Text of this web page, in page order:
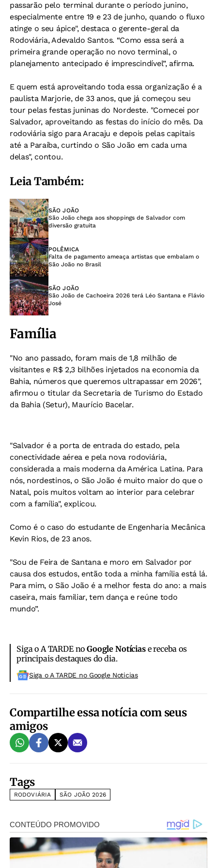
passarão pelo terminal durante o período junino,
especialmente entre 19 e 23 de junho, quando o fluxo
atinge o seu ápice", destaca o gerente-geral da
Rodoviária, Adevaldo Santos. “Como essa será a
primeira grande operação no novo terminal, o
planejamento antecipado é imprescindível”, afirma.
E quem está aproveitando toda essa organização é a
paulista Marjorie, de 33 anos, que já começou seu
tour pelas festas juninas do Nordeste. "Comecei por
Salvador, aproveitando as festas do início do mês. Da
rodoviária sigo para Aracaju e depois pelas capitais
até a Paraíba, curtindo o São João em cada uma
delas", contou.
Leia Também:
SÃO JOÃO
São João chega aos shoppings de Salvador com
diversão gratuita
POLÊMICA
Falta de pagamento ameaça artistas que embalam o
São João no Brasil
SÃO JOÃO
São João de Cachoeira 2026 terá Léo Santana e Flávio
José
Família
"No ano passado, foram mais de 1,8 milhão de
visitantes e R$ 2,3 bilhões injetados na economia da
Bahia, números que queremos ultrapassar em 2026",
afirmou o titular da Secretaria de Turismo do Estado
da Bahia (Setur), Maurício Bacelar.
"Salvador é a porta de entrada do estado, pela
conectividade aérea e pela nova rodoviária,
considerada a mais moderna da América Latina. Para
nós, nordestinos, o São João é muito maior do que o
Natal, pois muitos voltam ao interior para celebrar
com a família", explicou.
Como é o caso do estudante de Engenharia Mecânica
Kevin Rios, de 23 anos.
"Sou de Feira de Santana e moro em Salvador por
causa dos estudos, então toda a minha família está lá.
Para mim, o São João é a melhor festa do ano: a mais
caseira, mais familiar, tem dança e reúne todo
mundo”.
Siga o A TARDE noGoogle Notíciase receba os
principais destaques do dia.
Siga o A TARDE no Google Noticias
Compartilhe essa notícia com seus
amigos
Tags
RODOVIÁRIA SÃO JOÃO 2026